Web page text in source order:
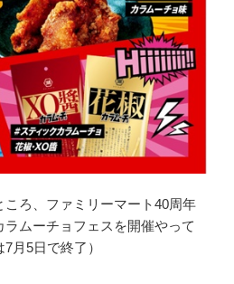
ろ、ファミリーマート40周年
ムーチョフェスを開催やって
月5日で終了）